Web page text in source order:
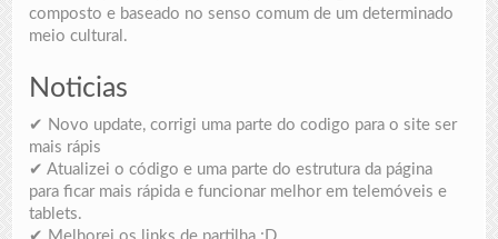
composto e baseado no senso comum de um determinado
meio cultural.
Noticias
✔ Novo update, corrigi uma parte do codigo para o site ser
mais rápis
✔ Atualizei o código e uma parte do estrutura da página
para ficar mais rápida e funcionar melhor em telemóveis e
tablets.